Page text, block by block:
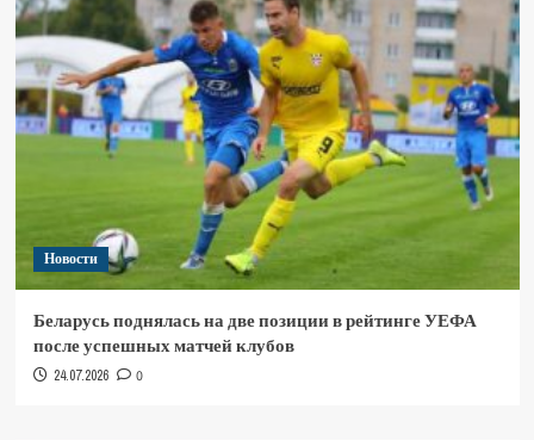
Новости
Беларусь поднялась на две позиции в рейтинге УЕФА
после успешных матчей клубов
24.07.2026 0